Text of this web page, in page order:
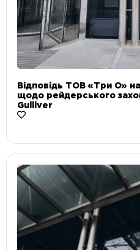
Відповідь ТОВ «Три О»
щодо рейдерського
Gulliver